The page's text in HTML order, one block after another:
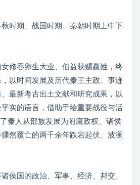
时期、战国时期、秦朝时期上中下
修吞卵生大业、伯益获赐嬴姓，终
以时间发展及历代秦王主政、事迹
最新考古出土文献和研究成果，以
实的语言，借助手绘重要战役与活
秦人从部族发展为附庸政权、诸侯
然覆亡的两千余年跌宕起伏、波澜
侯国的政治、军事、经济、邦交、